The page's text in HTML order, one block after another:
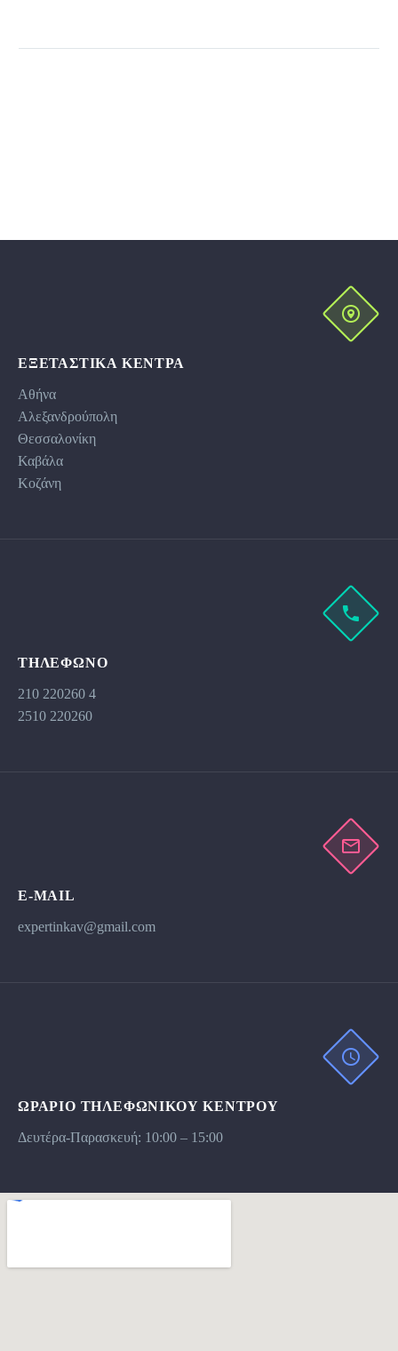
ΕΞΕΤΑΣΤΙΚΆ ΚΕΝΤΡΑ
Αθήνα
Αλεξανδρούπολη
Θεσσαλονίκη
Καβάλα
Κοζάνη
ΤΗΛΕΦΩΝΟ
210 220260 4
2510 220260
E-MAIL
expertinkav@gmail.com
ΩΡΆΡΙΟ ΤΗΛΕΦΩΝΙΚΟΥ ΚΕΝΤΡΟΥ
Δευτέρα-Παρασκευή: 10:00 – 15:00